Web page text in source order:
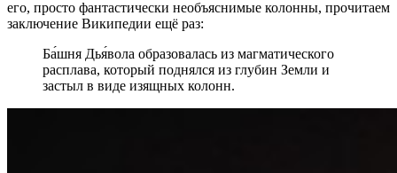
его, просто фантастически необъяснимые колонны, прочитаем
заключение Википедии ещё раз:
Ба́шня Дья́вола образовалась из магматического
расплава, который поднялся из глубин Земли и
застыл в виде изящных колонн.